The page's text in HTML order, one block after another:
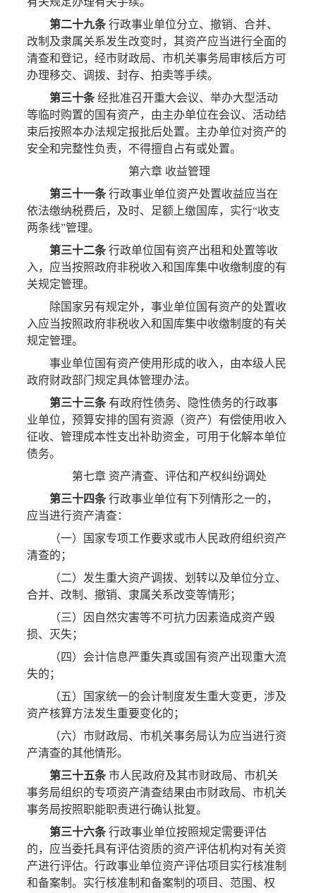
第二十九条行政事业单位分立、撤销、合并、
改制及隶属关系发生改变时，其资产应当进行全面的
清查和登记，经市财政局、市机关事务局审核后方可
办理移交、调拨、封存、拍卖等手续。
第三十条经批准召开重大会议、举办大型活动
等临时购置的国有资产，由主办单位在会议、活动结
束后按照本办法规定报批后处置。主办单位对资产的
安全和完整性负责，不得擅自占有或处置。
第六章 收益管理
第三十一条行政事业单位资产处置收益应当在
依法缴纳税费后，及时、足额上缴国库，实行“收支
两条线”管理。
第三十二条行政单位国有资产出租和处置等收
入，应当按照政府非税收入和国库集中收缴制度的有
关规定管理。
除国家另有规定外，事业单位国有资产的处置收
入应当按照政府非税收入和国库集中收缴制度的有关
规定管理。
事业单位国有资产使用形成的收入，由本级人民
政府财政部门规定具体管理办法。
第三十三条有政府性债务、隐性债务的行政事
业单位，预算安排的国有资源（资产）有偿使用收入
征收、管理成本性支出补助资金，可用于化解本单位
债务。
第七章 资产清查、评估和产权纠纷调处
第三十四条行政事业单位有下列情形之一的，
应当进行资产清查：
（一）国家专项工作要求或市人民政府组织资产
清查的；
（二）发生重大资产调拨、划转以及单位分立、
合并、改制、撤销、隶属关系改变等情形；
（三）因自然灾害等不可抗力因素造成资产毁
损、灭失；
（四）会计信息严重失真或国有资产出现重大流
失的；
（五）国家统一的会计制度发生重大变更，涉及
资产核算方法发生重要变化的；
（六）市财政局、市机关事务局认为应当进行资
产清查的其他情形。
第三十五条市人民政府及其市财政局、市机关
事务局组织的专项资产清查结果由市财政局、市机关
事务局按照职能职责进行确认批复。
第三十六条行政事业单位按照规定需要评估
的，应当委托具有评估资质的资产评估机构对有关资
产进行评估。行政事业单位资产评估项目实行核准制
和备案制。实行核准制和备案制的项目、范围、权